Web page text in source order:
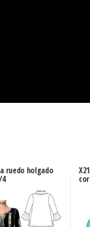
ruedo holgado